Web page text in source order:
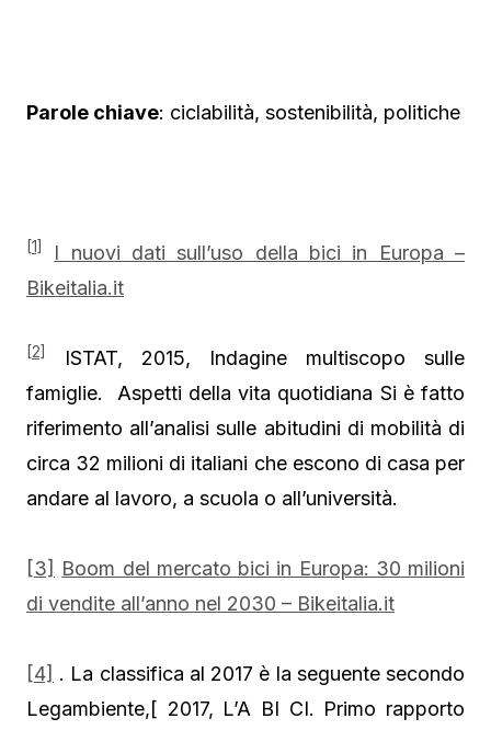
Parole chiave: ciclabilità, sostenibilità, politiche
[1]
I nuovi dati sull’uso della bici in Europa –
Bikeitalia.it
[2]
ISTAT, 2015, Indagine multiscopo sulle
famiglie. Aspetti della vita quotidiana Si è fatto
riferimento all’analisi sulle abitudini di mobilità di
circa 32 milioni di italiani che escono di casa per
andare al lavoro, a scuola o all’università.
[3] Boom del mercato bici in Europa: 30 milioni
di vendite all’anno nel 2030 – Bikeitalia.it
[4] . La classifica al 2017 è la seguente secondo
Legambiente,[ 2017, L’A BI CI. Primo rapporto